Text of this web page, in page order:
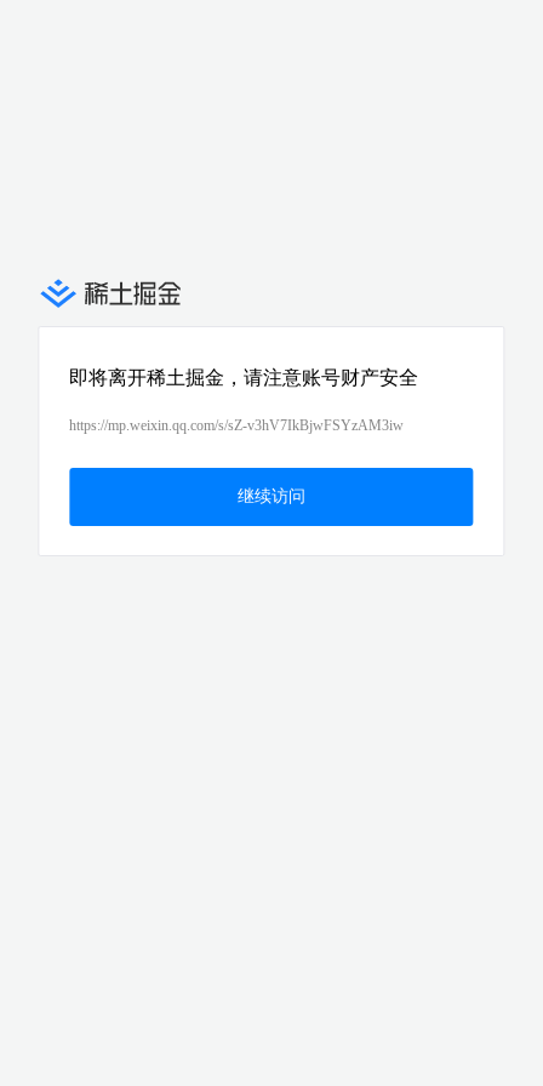
即将离开稀土掘金，请注意账号财产安全
https://mp.weixin.qq.com/s/sZ-v3hV7IkBjwFSYzAM3iw
继续访问